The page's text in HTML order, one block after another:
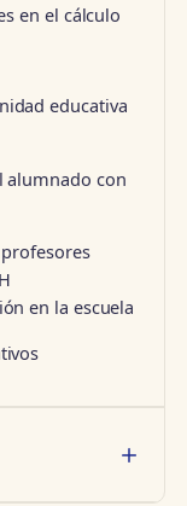
en el cálculo
educativa
alumnado con
en la escuela